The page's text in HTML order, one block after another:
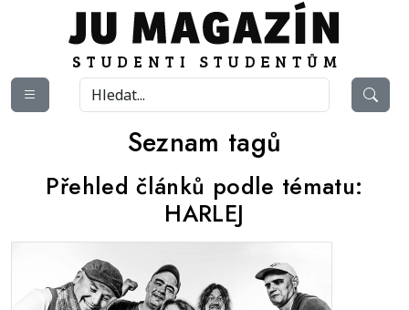
Seznam tagů
Přehled článků podle tématu:
HARLEJ